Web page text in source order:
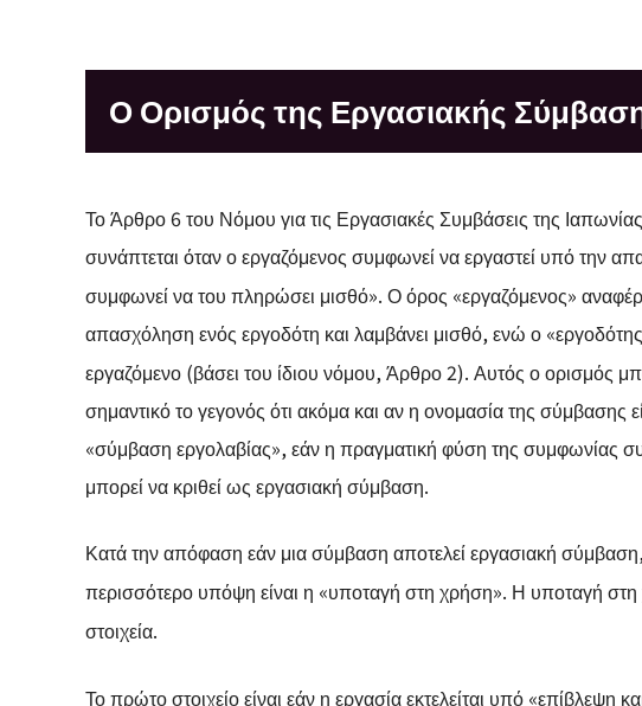
Ο Ορισμός της Εργασιακής
Το Άρθρο 6 του Νόμου για τις Εργασιακές Συμβάσεις της
συνάπτεται όταν ο εργαζόμενος συμφωνεί να εργαστεί υπό την
συμφωνεί να του πληρώσει μισθό». Ο όρος «εργαζόμενος»
απασχόληση ενός εργοδότη και λαμβάνει μισθό, ενώ ο
εργαζόμενο (βάσει του ίδιου νόμου, Άρθρο 2). Αυτός ο ορισμός
σημαντικό το γεγονός ότι ακόμα και αν η ονομασία της σύμβασης
«σύμβαση εργολαβίας», εάν η πραγματική φύση της συμφωνίας
μπορεί να κριθεί ως εργασιακή σύμβαση.
Κατά την απόφαση εάν μια σύμβαση αποτελεί εργασιακή
περισσότερο υπόψη είναι η «υποταγή στη χρήση». Η υποταγή στη
στοιχεία.
Το πρώτο στοιχείο είναι εάν η εργασία εκτελείται υπό «επίβλεψη